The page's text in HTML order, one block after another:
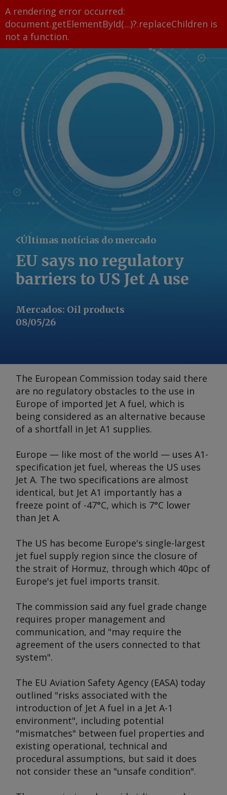
A rendering error occurred:
document.getElementById(...)?.replaceChildren is
not a function.
Últimas notícias do mercado
EU says no regulatory
barriers to US Jet A use
Mercados: Oil products
08/05/26
The European Commission today said there
are no regulatory obstacles to the use in
Europe of imported Jet A fuel, which is
being considered as an alternative because
of a shortfall in Jet A1 supplies.
Europe — like most of the world — uses A1-
specification jet fuel, whereas the US uses
Jet A. The two specifications are almost
identical, but Jet A1 importantly has a
freeze point of -47°C, which is 7°C lower
than Jet A.
The US has become Europe's single-largest
jet fuel supply region since the closure of
the strait of Hormuz, through which 40pc of
Europe's jet fuel imports transit.
The commission said any fuel grade change
requires proper management and
communication, and "may require the
agreement of the users connected to that
system".
The EU Aviation Safety Agency (EASA) today
outlined "risks associated with the
introduction of Jet A fuel in a Jet A-1
environment", including potential
"mismatches" between fuel properties and
existing operational, technical and
procedural assumptions, but said it does
not consider these an "unsafe condition".